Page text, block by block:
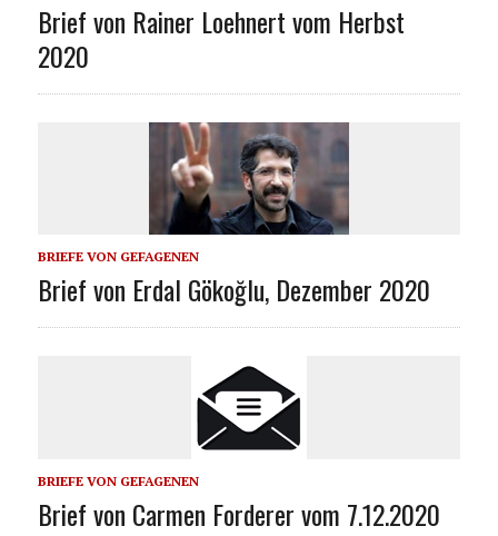
Brief von Rainer Loehnert vom Herbst
2020
BRIEFE VON GEFAGENEN
Brief von Erdal Gökoğlu, Dezember 2020
BRIEFE VON GEFAGENEN
Brief von Carmen Forderer vom 7.12.2020